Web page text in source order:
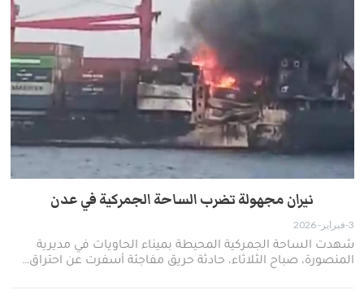
نيران مجهولة تضرب الساحة الجمركية في عدن
3-فبراير- 2026
شهدت الساحة الجمركية المحيطة بميناء الحاويات في مديرية
المنصورة، صباح الثلاثاء، حادثة حريق مفاجئة أسفرت عن احتراق…